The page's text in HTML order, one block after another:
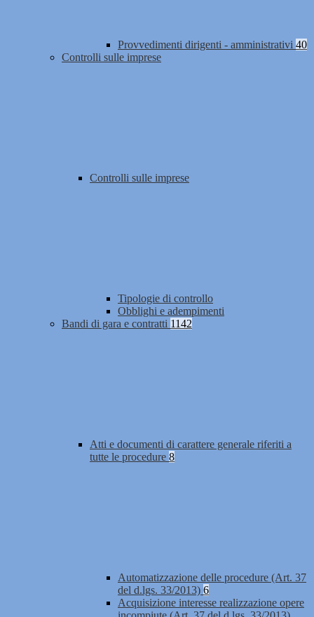
Provvedimenti dirigenti - amministrativi 40
Controlli sulle imprese
Controlli sulle imprese
Tipologie di controllo
Obblighi e adempimenti
Bandi di gara e contratti 1142
Atti e documenti di carattere generale riferiti a
tutte le procedure 8
Automatizzazione delle procedure (Art. 37
del d.lgs. 33/2013) 6
Acquisizione interesse realizzazione opere